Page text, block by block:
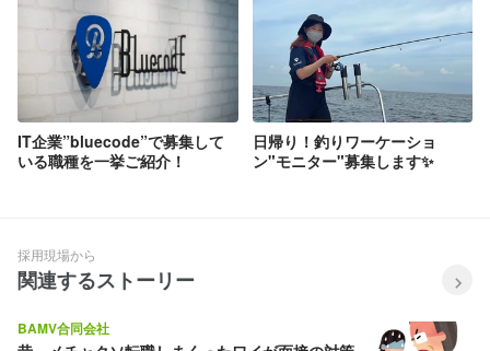
IT企業”bluecode”で募集して
いる職種を一挙ご紹介！
日帰り！釣りワーケーショ
ン"モニター"募集します✨
採用現場から
関連するストーリー
BAMV合同会社